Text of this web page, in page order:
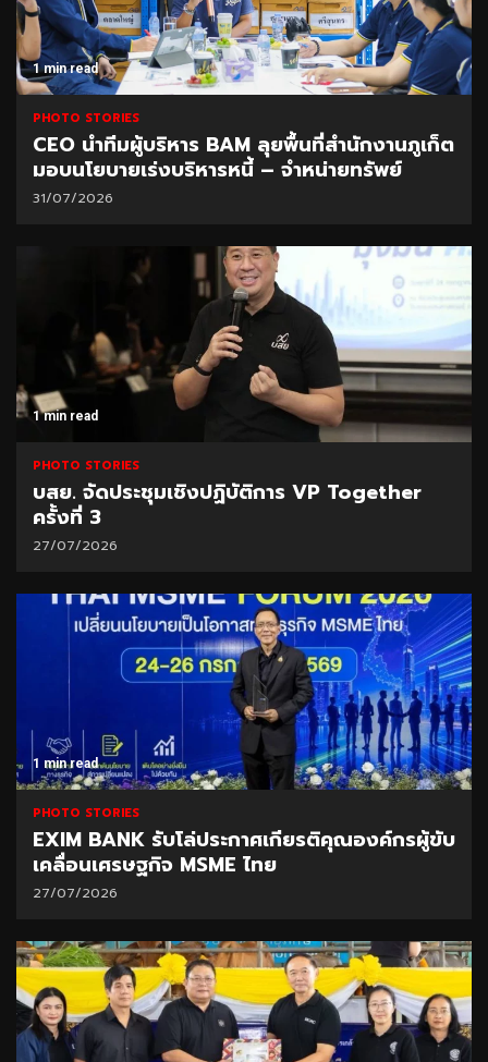
1 min read
PHOTO STORIES
CEO นำทีมผู้บริหาร BAM ลุยพื้นที่สำนักงานภูเก็ต
มอบนโยบายเร่งบริหารหนี้ – จำหน่ายทรัพย์
31/07/2026
1 min read
PHOTO STORIES
บสย. จัดประชุมเชิงปฏิบัติการ VP Together
ครั้งที่ 3
27/07/2026
1 min read
PHOTO STORIES
EXIM BANK รับโล่ประกาศเกียรติคุณองค์กรผู้ขับ
เคลื่อนเศรษฐกิจ MSME ไทย
27/07/2026